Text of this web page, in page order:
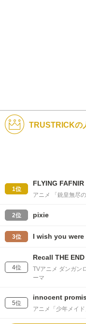
TRUSTRICKの
1位
FLYING FAFNIR
アニメ 「銃皇無尽
2位 pixie
3位 I wish you were
4位
Recall THE END
TVアニメ ダンガン
ーマ
5位
innocent
アニメ「少年メイ